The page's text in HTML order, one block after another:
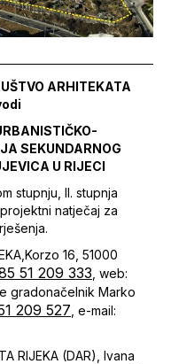
ARHITEKATA
SEKUNDARNOG
U RIJECI
stupnju, II. stupnja
natječaj za
16, 51000
51 209 333 , web:
gradonačelnik Marko
209 527 , e-mail:
RIJEKA (DAR), Ivana